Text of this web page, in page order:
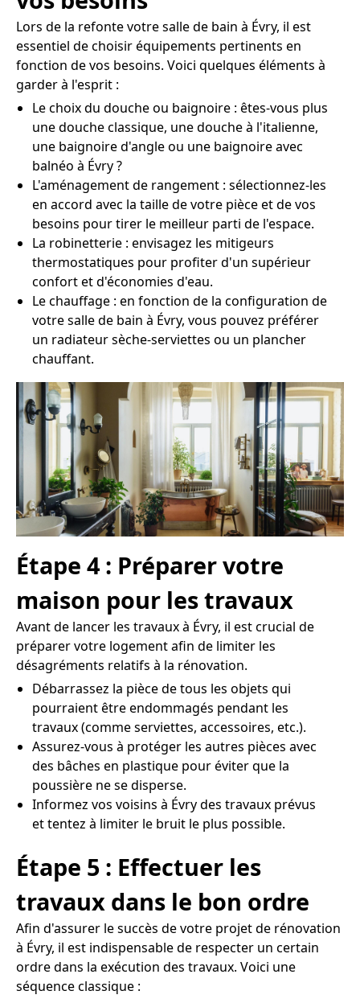
Lors de la refonte votre salle de bain à Évry, il est
essentiel de choisir équipements pertinents en
fonction de vos besoins. Voici quelques éléments à
garder à l'esprit :
Le choix du douche ou baignoire : êtes-vous plus
une douche classique, une douche à l'italienne,
une baignoire d'angle ou une baignoire avec
balnéo à Évry ?
L'aménagement de rangement : sélectionnez-les
en accord avec la taille de votre pièce et de vos
besoins pour tirer le meilleur parti de l'espace.
La robinetterie : envisagez les mitigeurs
thermostatiques pour profiter d'un supérieur
confort et d'économies d'eau.
Le chauffage : en fonction de la configuration de
votre salle de bain à Évry, vous pouvez préférer
un radiateur sèche-serviettes ou un plancher
chauffant.
Étape 4 : Préparer votre
maison pour les travaux
Avant de lancer les travaux à Évry, il est crucial de
préparer votre logement afin de limiter les
désagréments relatifs à la rénovation.
Débarrassez la pièce de tous les objets qui
pourraient être endommagés pendant les
travaux (comme serviettes, accessoires, etc.).
Assurez-vous à protéger les autres pièces avec
des bâches en plastique pour éviter que la
poussière ne se disperse.
Informez vos voisins à Évry des travaux prévus
et tentez à limiter le bruit le plus possible.
Étape 5 : Effectuer les
travaux dans le bon ordre
Afin d'assurer le succès de votre projet de rénovation
à Évry, il est indispensable de respecter un certain
ordre dans la exécution des travaux. Voici une
séquence classique :